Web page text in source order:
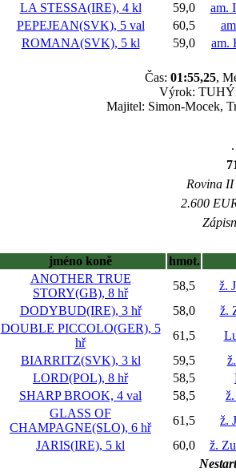
LA STESSA(IRE), 4 kl 59,0
am.
PEPEJEAN(SVK), 5 val 60,5
ROMANA(SVK), 5 kl 59,0 am.
Čas: 01:55,25,
Výrok: TUHÝ
Majitel: Simon-Mocek,
Rovina II
2.600
jméno koně
hmot.
ANOTHER TRUE
STORY(GB), 8 hř
58,5
ž.
DODYBUD(IRE), 3 hř 58,0
ž.
DOUBLE PICCOLO(GER), 5
hř
61,5
BIARRITZ(SVK), 3 kl 59,5
LORD(POL), 8 hř 58,5
SHARP BROOK, 4 val 58,5
GLASS OF
CHAMPAGNE(SLO), 6 hř
61,5
ž.
JARIS(IRE), 5 kl 60,0
ž.